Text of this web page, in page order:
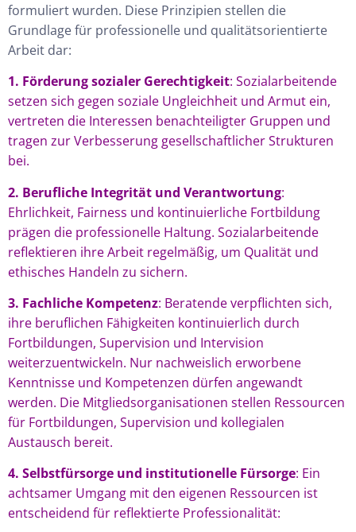
formuliert wurden. Diese Prinzipien stellen die
Grundlage für professionelle und qualitätsorientierte
Arbeit dar:
1. Förderung sozialer Gerechtigkeit: Sozialarbeitende
setzen sich gegen soziale Ungleichheit und Armut ein,
vertreten die Interessen benachteiligter Gruppen und
tragen zur Verbesserung gesellschaftlicher Strukturen
bei.
2. Berufliche Integrität und Verantwortung:
Ehrlichkeit, Fairness und kontinuierliche Fortbildung
prägen die professionelle Haltung. Sozialarbeitende
reflektieren ihre Arbeit regelmäßig, um Qualität und
ethisches Handeln zu sichern.
3. Fachliche Kompetenz: Beratende verpflichten sich,
ihre beruflichen Fähigkeiten kontinuierlich durch
Fortbildungen, Supervision und Intervision
weiterzuentwickeln. Nur nachweislich erworbene
Kenntnisse und Kompetenzen dürfen angewandt
werden. Die Mitgliedsorganisationen stellen Ressourcen
für Fortbildungen, Supervision und kollegialen
Austausch bereit.
4. Selbstfürsorge und institutionelle Fürsorge: Ein
achtsamer Umgang mit den eigenen Ressourcen ist
entscheidend für reflektierte Professionalität: